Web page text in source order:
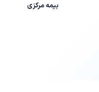
بیمه مرکزی